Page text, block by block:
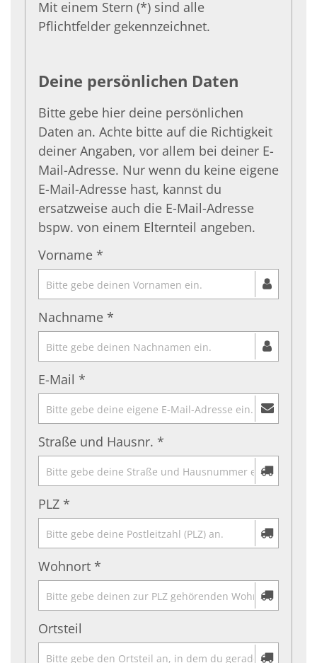
Mit einem Stern (*) sind alle
Pflichtfelder gekennzeichnet.
Deine persönlichen Daten
Bitte gebe hier deine persönlichen
Daten an. Achte bitte auf die Richtigkeit
deiner Angaben, vor allem bei deiner E-
Mail-Adresse. Nur wenn du keine eigene
E-Mail-Adresse hast, kannst du
ersatzweise auch die E-Mail-Adresse
bspw. von einem Elternteil angeben.
Vorname *
Nachname *
E-Mail *
Straße und Hausnr. *
PLZ *
Wohnort *
Ortsteil